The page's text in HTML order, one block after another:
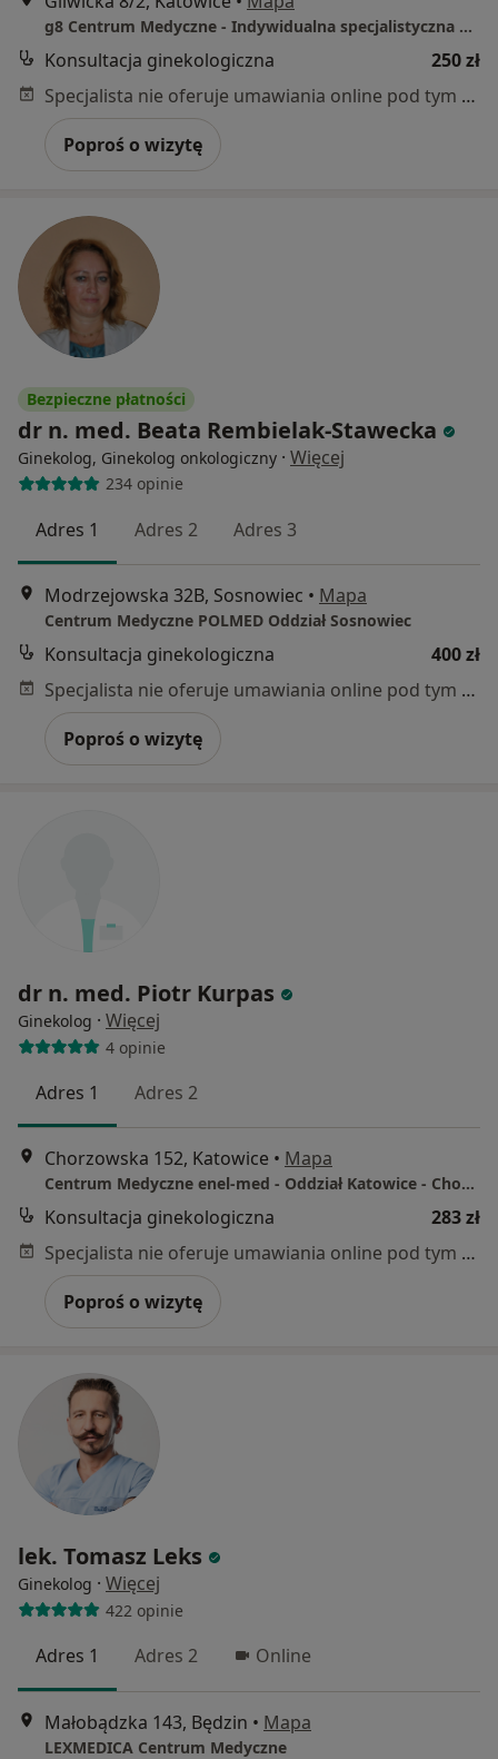
g8 Centrum Medyczne - Indywidualna specjalistyczna praktyka lekarska Michał Leszczyński
Konsultacja ginekologiczna
250 zł
Specjalista nie oferuje umawiania online pod tym adresem.
Poproś o wizytę
Bezpieczne płatności
dr n. med. Beata Rembielak-Stawecka
Ginekolog, Ginekolog onkologiczny · Więcej
234 opinie
Adres 1 Adres 2 Adres 3
Modrzejowska 32B, Sosnowiec • Mapa
Centrum Medyczne POLMED Oddział Sosnowiec
Konsultacja ginekologiczna
400 zł
Specjalista nie oferuje umawiania online pod tym adresem.
Poproś o wizytę
dr n. med. Piotr Kurpas
Ginekolog · Więcej
4 opinie
Adres 1 Adres 2
Chorzowska 152, Katowice • Mapa
Centrum Medyczne enel-med - Oddział Katowice - Chorzowska
Konsultacja ginekologiczna
283 zł
Specjalista nie oferuje umawiania online pod tym adresem.
Poproś o wizytę
lek. Tomasz Leks
Ginekolog · Więcej
422 opinie
Adres 1 Adres 2 Online
Małobądzka 143, Będzin • Mapa
LEXMEDICA Centrum Medyczne